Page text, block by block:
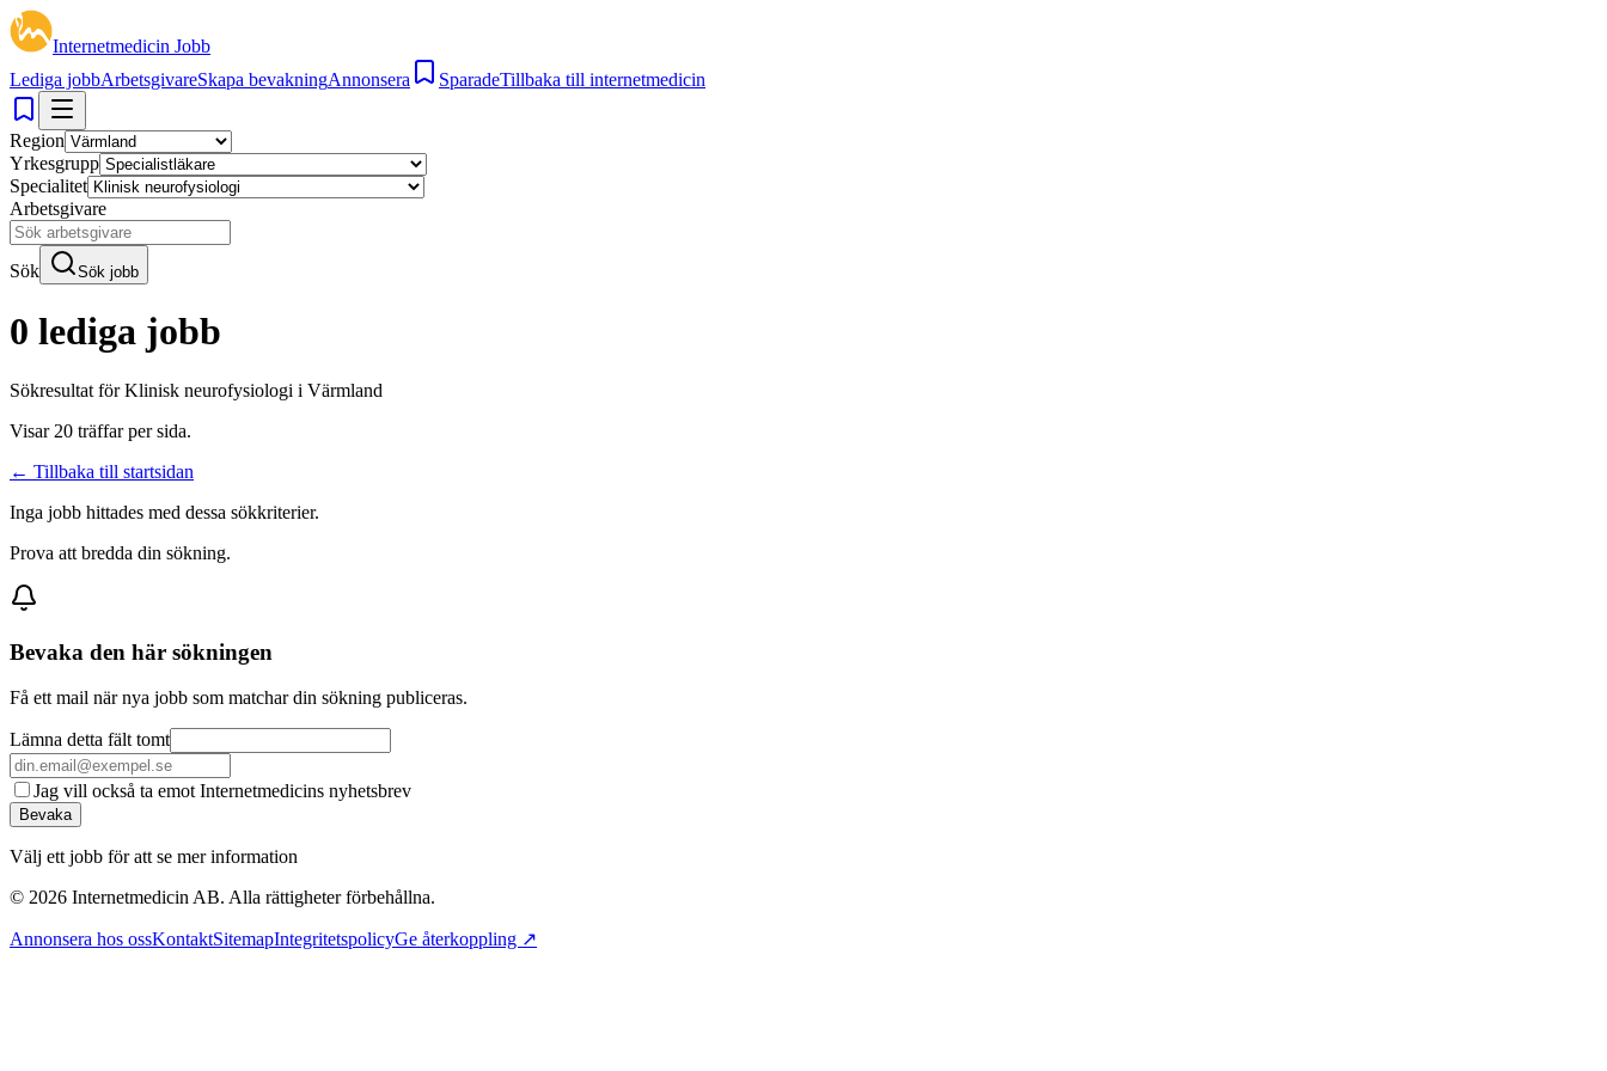
Internetmedicin Jobb
Lediga jobbArbetsgivareSkapa bevakningAnnonsera SparadeTillbaka till internetmedicin
Region
Yrkesgrupp
Specialitet
Arbetsgivare
Sök Sök jobb
0 lediga jobb
Sökresultat förKlinisk neurofysiologi i Värmland
Visar 20 träffar per sida.
← Tillbaka till startsidan
Inga jobb hittades med dessa sökkriterier.
Prova att bredda din sökning.
Bevaka den här sökningen
Få ett mail när nya jobb som matchar din sökning publiceras.
Lämna detta fält tomt
Jag vill också ta emot Internetmedicins nyhetsbrev
Bevaka
Välj ett jobb för att se mer information
© 2026 Internetmedicin AB. Alla rättigheter förbehållna.
Annonsera hos ossKontaktSitemapIntegritetspolicyGe återkoppling ↗